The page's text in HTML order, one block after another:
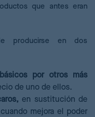
que antes eran
producirse en dos
por otros más
de uno de ellos.
en sustitución de
mejora el poder